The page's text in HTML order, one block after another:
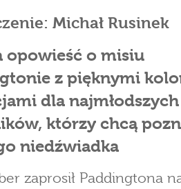
Michał Rusinek
opowieść o misiu
z pięknymi
dla najmłodszych
którzy chcą
niedźwiadka
zaprosił Paddingtona